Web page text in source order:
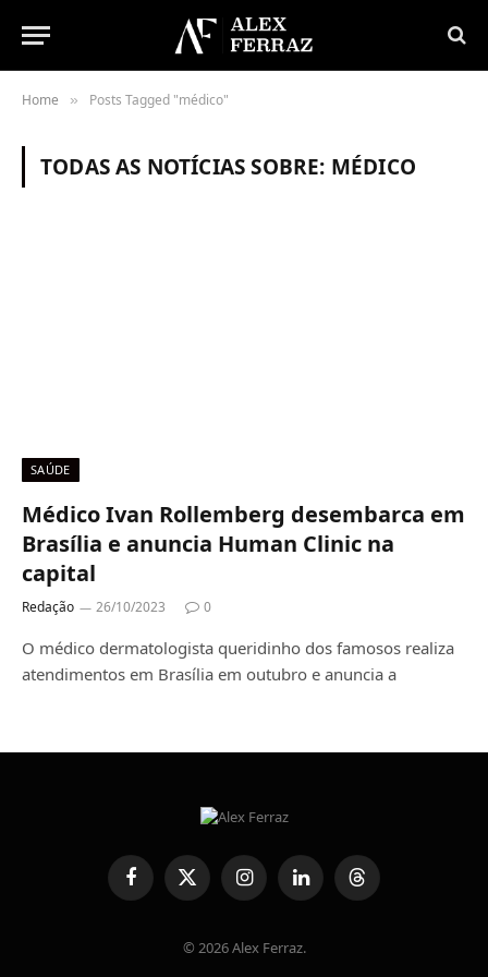
Home » Posts Tagged "médico"
TODAS AS NOTÍCIAS SOBRE: MÉDICO
SAÚDE
Médico Ivan Rollemberg desembarca em
Brasília e anuncia Human Clinic na
capital
Redação 26/10/2023 0
O médico dermatologista queridinho dos famosos realiza
atendimentos em Brasília em outubro e anuncia a
FacebookX
(Twitter)
InstagramLinkedInThreads
© 2026 Alex Ferraz.